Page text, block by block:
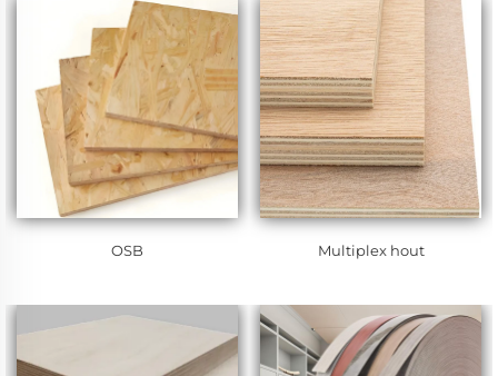
OSB Multiplex hout